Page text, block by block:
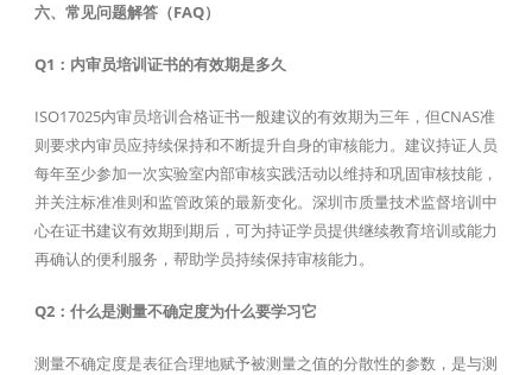
六、常见问题解答（FAQ）
Q1：内审员培训证书的有效期是多久
ISO17025内审员培训合格证书一般建议的有效期为三年，但CNAS准
则要求内审员应持续保持和不断提升自身的审核能力。建议持证人员
每年至少参加一次实验室内部审核实践活动以维持和巩固审核技能，
并关注标准准则和监管政策的最新变化。深圳市质量技术监督培训中
心在证书建议有效期到期后，可为持证学员提供继续教育培训或能力
再确认的便利服务，帮助学员持续保持审核能力。
Q2：什么是测量不确定度为什么要学习它
测量不确定度是表征合理地赋予被测量之值的分散性的参数，是与测